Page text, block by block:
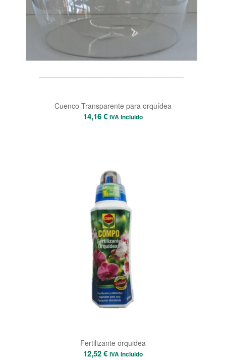
Cuenco Transparente para orquídea
14,16€ IVA Incluido
Fertilizante orquidea
12,52€ IVA Incluido